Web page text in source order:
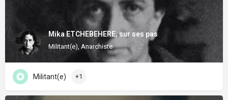
Mika ETCHEBEHERE, sur ses pas
Militant(e), Anarchiste
Militant(e) +1